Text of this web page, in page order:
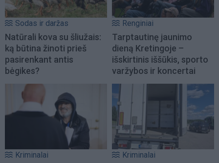
Sodas ir daržas
Natūrali kova su šliužais:
ką būtina žinoti prieš
pasirenkant antis
bėgikes?
Renginiai
Tarptautinę jaunimo
dieną Kretingoje –
išskirtinis iššūkis, sporto
varžybos ir koncertai
Kriminalai Kriminalai